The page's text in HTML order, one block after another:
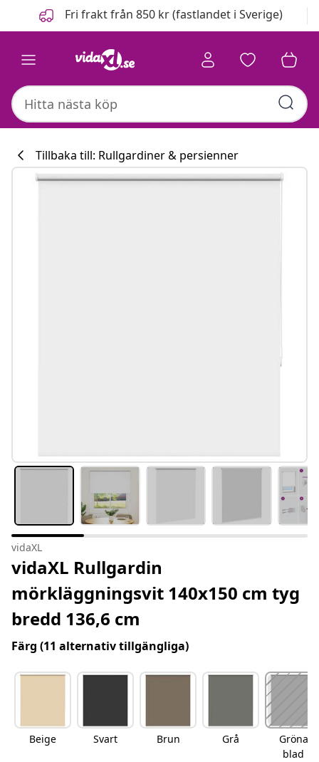
FöregåendeFri frakt från 850 kr (fastlandet i Sverige)
Tillbaka till: Rullgardiner & persienner
vidaXL
vidaXL Rullgardin
mörkläggningsvit 140x150 cm tyg
bredd 136,6 cm
Färg (11 alternativ tillgängliga)
Beige Svart Brun Grå
Gröna
blad